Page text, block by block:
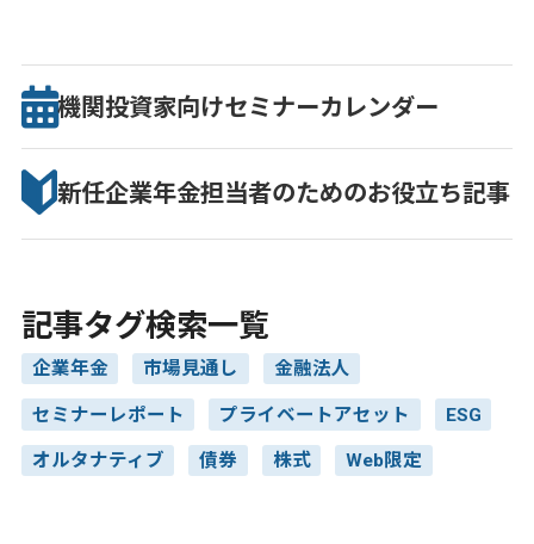
機関投資家向けセミナーカレンダー
新任企業年金担当者のためのお役立ち記事
記事タグ検索一覧
企業年金 市場見通し 金融法人
セミナーレポート プライベートアセット ESG
オルタナティブ 債券 株式 Web限定